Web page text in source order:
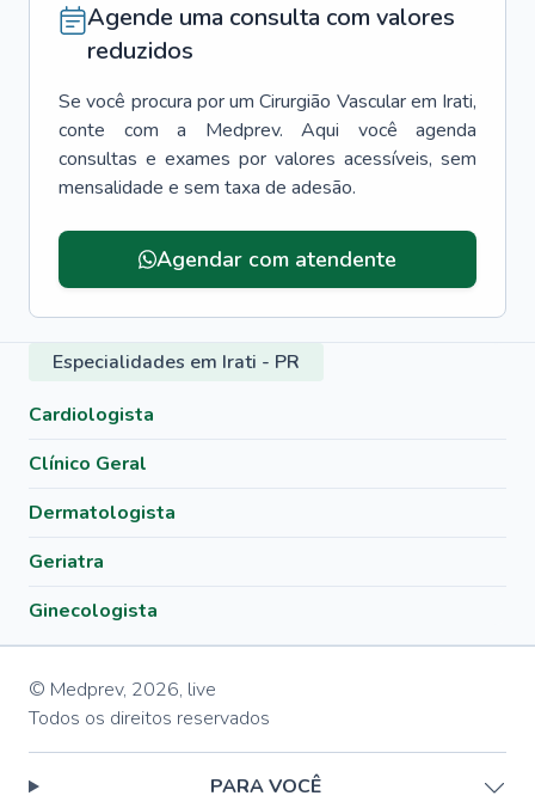
Agende uma consulta com valores
reduzidos
Se você procura por um Cirurgião Vascular em Irati,
conte com a Medprev. Aqui você agenda
consultas e exames por valores acessíveis, sem
mensalidade e sem taxa de adesão.
Agendar com atendente
Especialidades em Irati - PR
Cardiologista
Clínico Geral
Dermatologista
Geriatra
Ginecologista
© Medprev, 2026, live
Todos os direitos reservados
PARA VOCÊ